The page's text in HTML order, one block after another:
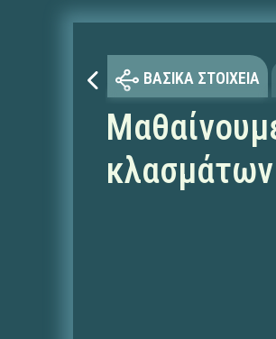
ΒΑΣΙΚΑ ΣΤΟΙΧΕΙΑ
κλασμάτων